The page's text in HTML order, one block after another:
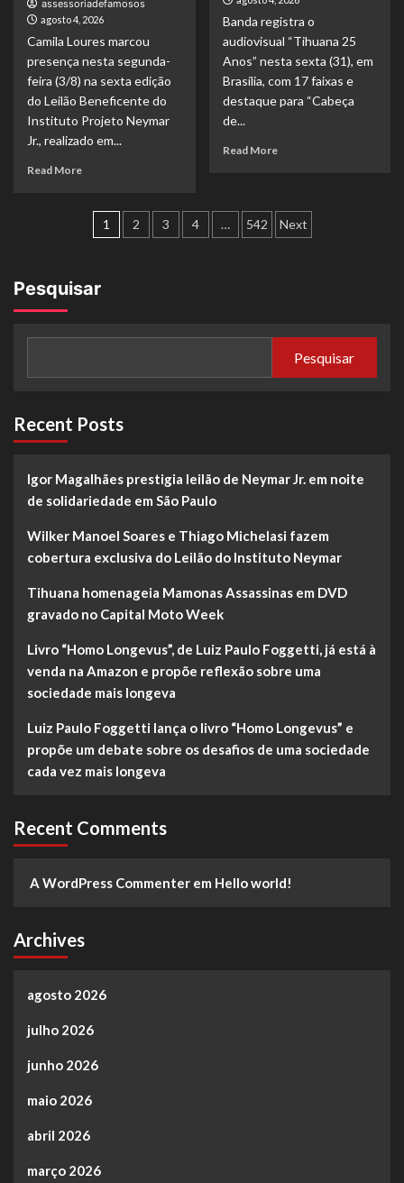
que
ultrapassa
205
milhões
de streams,
ao
capítulo
final
inéditas
6º
Leilão
Beneficente
do
Instituto
Neymar
Jr.
assessoriadefamosos
agosto 4, 2026
Camila Loures marcou
presença nesta segunda-
feira (3/8) na sexta edição
do Leilão Beneficente do
Instituto Projeto Neymar
Jr., realizado em...
Read MoreRead
Camila
Loures
Leilão
Instituto
Paulo
Banda registra o
audiovisual “Tihuana 25
Anos” nesta sexta (31), em
Brasília, com 17 faixas e
destaque para “Cabeça
de...
Read MoreRead
homenageia
Mamonas
Capital
Moto
Paginação
posts
1 2 3 4 … 542 Next
Pesquisar
Pesquisar
Recent Posts
Igor Magalhães prestigia leilão de Neymar Jr. em noite
de solidariedade em São Paulo
Wilker Manoel Soares e Thiago Michelasi fazem
cobertura exclusiva do Leilão do Instituto Neymar
Tihuana homenageia Mamonas Assassinas em DVD
gravado no Capital Moto Week
Livro “Homo Longevus”, de Luiz Paulo Foggetti, já está à
venda na Amazon e propõe reflexão sobre uma
sociedade mais longeva
Luiz Paulo Foggetti lança o livro “Homo Longevus” e
propõe um debate sobre os desafios de uma sociedade
cada vez mais longeva
Recent Comments
A WordPress Commenter em Hello world!
Archives
agosto 2026
julho 2026
junho 2026
maio 2026
abril 2026
março 2026